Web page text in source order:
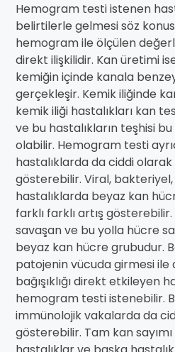
Hemogram testi istenen
belirtilerle gelmesi söz
hemogram ile ölçülen
direkt ilişkilidir. Kan üretimi
kemiğin içinde kanala
gerçekleşir. Kemik iliğinde
kemik iliği hastalıkları kan
ve bu hastalıkların teşhisi bu
olabilir. Hemogram testi
hastalıklarda da ciddi
gösterebilir. Viral,
hastalıklarda beyaz kan
farklı farklı artış
savaşan ve bu yolla hücre
beyaz kan hücre grubudur.
patojenin vücuda girmesi ile
bağışıklığı direkt etkileyen
hemogram testi istenebilir.
immünolojik vakalarda da
gösterebilir. Tam kan